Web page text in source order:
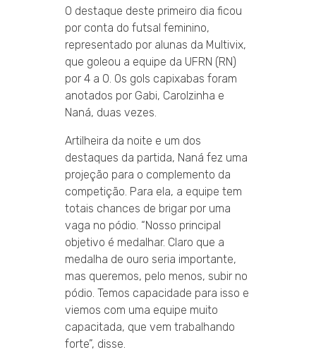
O destaque deste primeiro dia ficou
por conta do futsal feminino,
representado por alunas da Multivix,
que goleou a equipe da UFRN (RN)
por 4 a 0. Os gols capixabas foram
anotados por Gabi, Carolzinha e
Naná, duas vezes.
Artilheira da noite e um dos
destaques da partida, Naná fez uma
projeção para o complemento da
competição. Para ela, a equipe tem
totais chances de brigar por uma
vaga no pódio. “Nosso principal
objetivo é medalhar. Claro que a
medalha de ouro seria importante,
mas queremos, pelo menos, subir no
pódio. Temos capacidade para isso e
viemos com uma equipe muito
capacitada, que vem trabalhando
forte”, disse.